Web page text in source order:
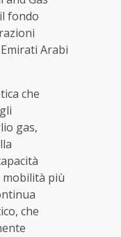
fondo
Arabi
che
gas,
mobilità più
che